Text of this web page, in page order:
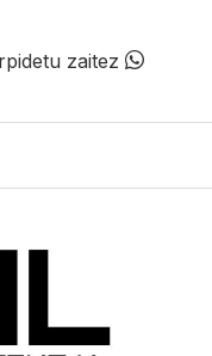
zaitez